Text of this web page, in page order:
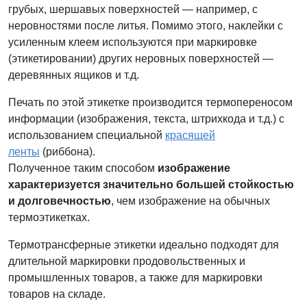
грубых, шершавых поверхностей — например, с
неровностями после литья. Помимо этого, наклейки с
усиленным клеем используются при маркировке
(этикетировании) других неровных поверхностей —
деревянных ящиков и т.д.
Печать по этой этикетке производится термопереносом
информации (изображения, текста, штрихкода и т.д.) с
использованием специальной красящей
ленты (риббона).
Полученное таким способом изображение
характеризуется значительно большей стойкостью
и долговечностью, чем изображение на обычных
термоэтикетках.
Термотрансферные этикетки идеально подходят для
длительной маркировки продовольственных и
промышленных товаров, а также для маркировки
товаров на складе.